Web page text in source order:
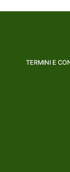
TERMINI E